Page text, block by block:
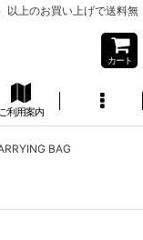
上のお買い上げで送料無
カート
ご利用案内
BAG